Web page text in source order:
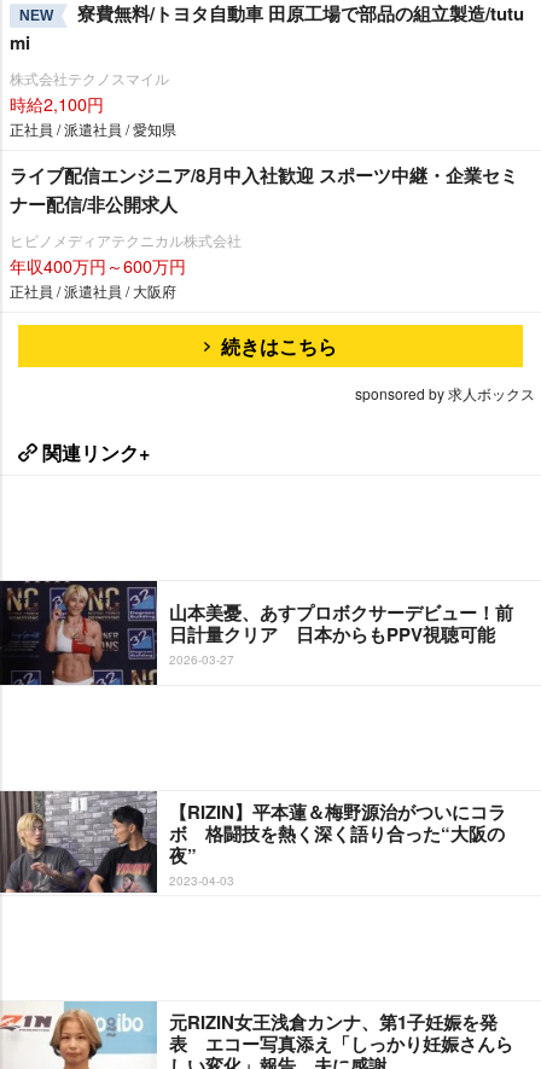
NEW
寮費無料/トヨタ自動車 田原工場で部品の組立製造/tutu
mi
株式会社テクノスマイル
時給2,100円
正社員 / 派遣社員 / 愛知県
ライブ配信エンジニア/8月中入社歓迎 スポーツ中継・企業セミ
ナー配信/非公開求人
ヒビノメディアテクニカル株式会社
年収400万円～600万円
正社員 / 派遣社員 / 大阪府
続きはこちら
sponsored by 求人ボックス
関連リンク+
山本美憂、あすプロボクサーデビュー！前
日計量クリア 日本からもPPV視聴可能
2026-03-27
【RIZIN】平本蓮＆梅野源治がついにコラ
ボ 格闘技を熱く深く語り合った“大阪の
夜”
2023-04-03
元RIZIN女王浅倉カンナ、第1子妊娠を発
表 エコー写真添え「しっかり妊娠さんら